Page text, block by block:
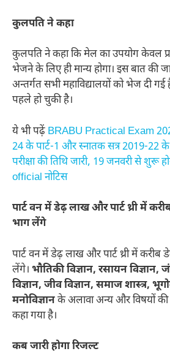
कुलपति ने कहा
कुलपति ने कहा कि मेल का उपयोग केवल
भेजने के लिए ही मान्य होगा। इस बात की
अन्तर्गत सभी महाविद्यालयों को भेज दी गई
पहले हो चुकी है।
ये भी पढ़ें BRABU Practical Exam
24 के पार्ट-1 और स्नातक सत्र 2019-22 के
परीक्षा की तिथि जारी, 19 जनवरी से शुरू
official नोटिस
पार्ट वन में डेढ़ लाख और पार्ट थ्री में
भाग लेंगे
पार्ट वन में डेढ़ लाख और पार्ट थ्री में करीब
लेंगे। भौतिकी विज्ञान, रसायन विज्ञान,
विज्ञान, जीव विज्ञान, समाज शास्त्र,
मनोविज्ञानके अलावा अन्य और विषयों की
कहा गया है।
कब जारी होगा रिजल्ट